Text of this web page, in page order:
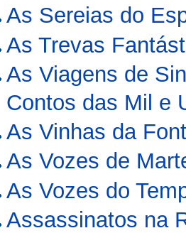
As Sereias do
As Trevas
As Viagens de
Contos das Mil e
As Vinhas da
As Vozes de
As Vozes do
Assassinatos na